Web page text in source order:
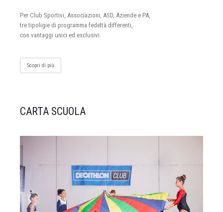
Per Club Sportivi, Associazioni, ASD, Aziende e PA,
tre tipoligie di programma fedeltà differenti,
con vantaggi unici ed esclusivi.
Scopri di più
CARTA SCUOLA